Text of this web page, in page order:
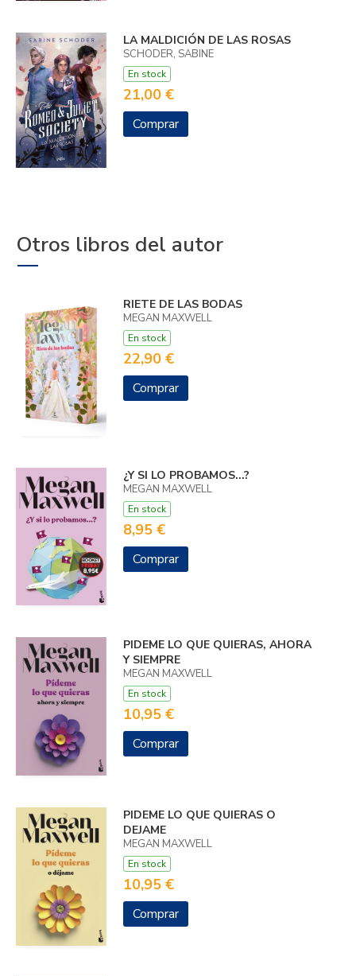
LA MALDICIÓN DE LAS ROSAS
SCHODER, SABINE
En stock
21,00 €
Comprar
Otros libros del autor
RIETE DE LAS BODAS
MEGAN MAXWELL
En stock
22,90 €
Comprar
¿Y SI LO PROBAMOS...?
MEGAN MAXWELL
En stock
8,95 €
Comprar
PIDEME LO QUE QUIERAS, AHORA
Y SIEMPRE
MEGAN MAXWELL
En stock
10,95 €
Comprar
PIDEME LO QUE QUIERAS O
DEJAME
MEGAN MAXWELL
En stock
10,95 €
Comprar